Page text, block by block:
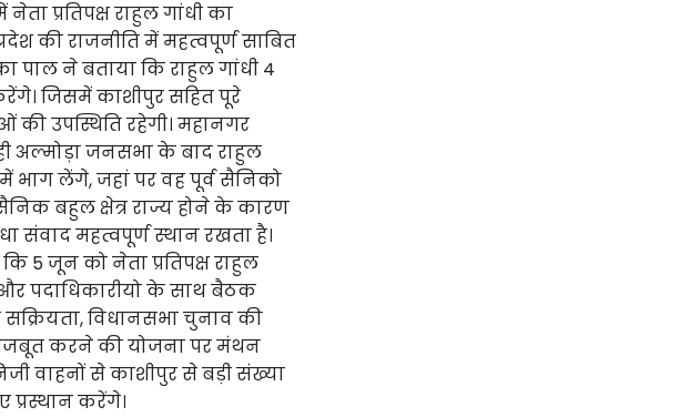
प्रतिपक्ष राहुल गांधी का
की राजनीति में महत्वपूर्ण साबित
पाल ने बताया कि राहुल गांधी 4
जिसमें काशीपुर सहित पूरे
की उपस्थिति रहेगी। महानगर
अल्मोड़ा जनसभा के बाद राहुल
भाग लेंगे, जहां पर वह पूर्व सैनिको
बहुल क्षेत्र राज्य होने के कारण
संवाद महत्वपूर्ण स्थान रखता है।
5 जून को नेता प्रतिपक्ष राहुल
पदाधिकारीयो के साथ बैठक
विधानसभा चुनाव की
करने की योजना पर मंथन
वाहनों से काशीपुर से बड़ी संख्या
प्रस्थान करेंगे।